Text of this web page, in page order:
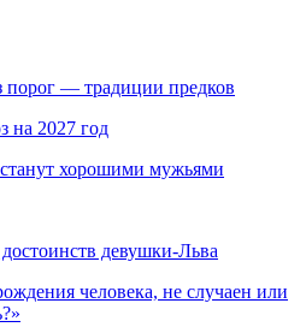
порог — традиции предков
на 2027 год
станут хорошими мужьями
девушки-Льва
человека, не случаен или